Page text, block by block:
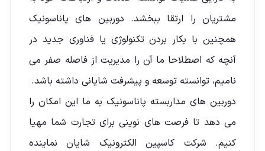
مشتریان را ارتقا ببخشد. دوربین های پاناسونیک
همچنین با بکار بردن تکنولوژی یا فناوری جدید در
آنچه که اصطلاحا ما آن را مدیریت از فاصله صفر می
نامیم، توانسته توسعه و پیشرفت شایانی داشته باشد.
دوربین های مداربسته پاناسونیک به ما این امکان را
می دهد تا فرصت های نوینی برای تجارت شما مهیا
کنیم. شرکت کاسپین الکترونیک شایان نماینده